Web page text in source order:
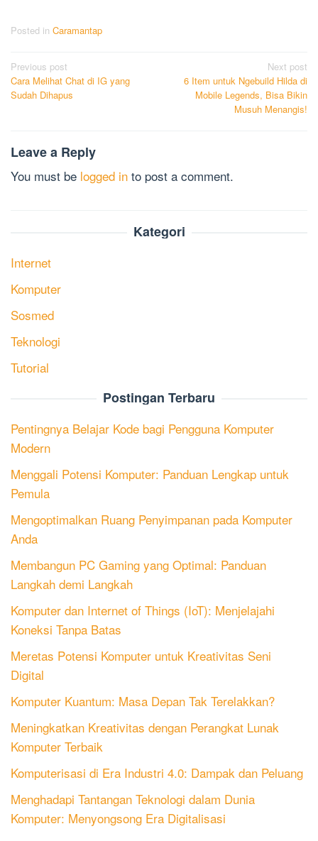
Posted in Caramantap
Post
navigation
Previous post
Cara Melihat Chat di IG yang
Sudah Dihapus
Next post
6 Item untuk Ngebuild Hilda di
Mobile Legends, Bisa Bikin
Musuh Menangis!
Leave a Reply
You must be logged in to post a comment.
Kategori
Internet
Komputer
Sosmed
Teknologi
Tutorial
Postingan Terbaru
Pentingnya Belajar Kode bagi Pengguna Komputer
Modern
Menggali Potensi Komputer: Panduan Lengkap untuk
Pemula
Mengoptimalkan Ruang Penyimpanan pada Komputer
Anda
Membangun PC Gaming yang Optimal: Panduan
Langkah demi Langkah
Komputer dan Internet of Things (IoT): Menjelajahi
Koneksi Tanpa Batas
Meretas Potensi Komputer untuk Kreativitas Seni
Digital
Komputer Kuantum: Masa Depan Tak Terelakkan?
Meningkatkan Kreativitas dengan Perangkat Lunak
Komputer Terbaik
Komputerisasi di Era Industri 4.0: Dampak dan Peluang
Menghadapi Tantangan Teknologi dalam Dunia
Komputer: Menyongsong Era Digitalisasi